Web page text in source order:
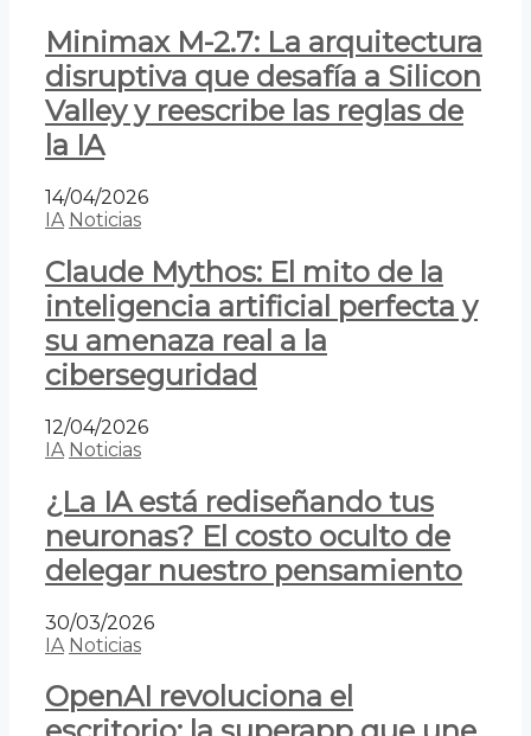
Minimax M-2.7: La arquitectura
disruptiva que desafía a Silicon
Valley y reescribe las reglas de
la IA
14/04/2026
IA Noticias
Claude Mythos: El mito de la
inteligencia artificial perfecta y
su amenaza real a la
ciberseguridad
12/04/2026
IA Noticias
¿La IA está rediseñando tus
neuronas? El costo oculto de
delegar nuestro pensamiento
30/03/2026
IA Noticias
OpenAI revoluciona el